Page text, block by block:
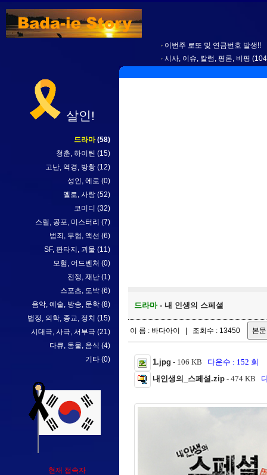
이번주 로또 및 연금번호 발생!!
시사, 이슈, 칼럼, 평론, 비평
살인!
드라마 (58)
청춘, 하이틴 (15)
고난, 역경, 방황 (12)
성인, 에로 (0)
멜로, 사랑 (52)
코미디 (32)
스릴, 공포, 미스터리 (7)
범죄, 무협, 액션 (6)
SF, 판타지, 괴물 (11)
모험, 어드벤처 (0)
전쟁, 재난 (1)
스포츠, 도박 (6)
음악, 예술, 방송, 문학 (8)
법정, 의학, 종교, 정치 (15)
시대극, 사극, 서부극 (21)
다큐, 동물, 음식 (4)
기타 (0)
현재 접속자
드라마- 내 인생의 스페셜
이 름 : 바다아이 | 조회수 : 13450
1.jpg - 106 KB 다운수 : 152 회
내인생의_스페셜.zip - 474 KB